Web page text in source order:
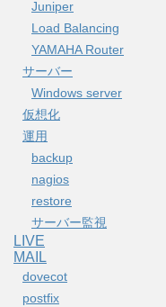
Juniper
Load Balancing
YAMAHA Router
サーバー
Windows server
仮想化
運用
backup
nagios
restore
サーバー監視
LIVE
MAIL
dovecot
postfix